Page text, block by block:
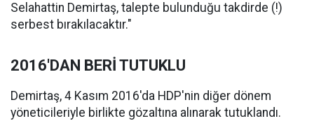
Selahattin Demirtaş, talepte bulunduğu takdirde (!)
serbest bırakılacaktır."
2016'DAN BERİ TUTUKLU
Demirtaş, 4 Kasım 2016'da HDP'nin diğer dönem
yöneticileriyle birlikte gözaltına alınarak tutuklandı.